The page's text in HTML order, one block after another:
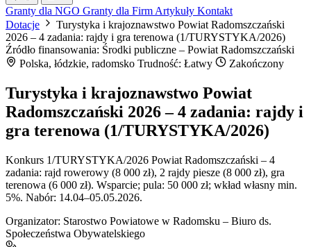
Granty dla NGO Granty dla Firm Artykuły Kontakt
Dotacje
Turystyka i krajoznawstwo Powiat Radomszczański
2026 – 4 zadania: rajdy i gra terenowa (1/TURYSTYKA/2026)
Źródło finansowania: Środki publiczne – Powiat Radomszczański
Polska, łódzkie, radomsko Trudność: Łatwy Zakończony
Turystyka i krajoznawstwo Powiat
Radomszczański 2026 – 4 zadania: rajdy i
gra terenowa (1/TURYSTYKA/2026)
Konkurs 1/TURYSTYKA/2026 Powiat Radomszczański – 4
zadania: rajd rowerowy (8 000 zł), 2 rajdy piesze (8 000 zł), gra
terenowa (6 000 zł). Wsparcie; pula: 50 000 zł; wkład własny min.
5%. Nabór: 14.04–05.05.2026.
Organizator: Starostwo Powiatowe w Radomsku – Biuro ds.
Społeczeństwa Obywatelskiego